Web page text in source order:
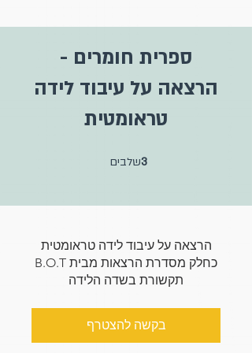
ספרית חומרים -
הרצאה על עיבוד לידה
טראומטית
3שלבים
הרצאה על עיבוד לידה טראומטית
כחלק מסדרת הרצאות מבית B.O.T
תקשורת בשדה הלידה
בקשה להצטרף